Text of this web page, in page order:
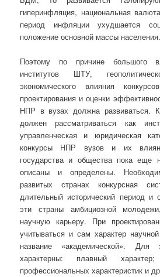
гиперинфляция, национальная
период инфляции ухудшается
положение основной массы населения.
Поэтому по причине большого
институтов ШТУ,
экономического влияния
проектирования и оценки
НПР в вузах должна развиваться.
должен рассматриваться как
управленческая и юридическая
конкурсы НПР вузов и их
государства и общества пока еще
описаны и определены.
развитых странах конкурсная
длительный исторический период и
эти страны амбициозной
научную карьеру. При
учитываться и сам характер
название «академической». Для
характерны: плавный
профессиональных характеристик и